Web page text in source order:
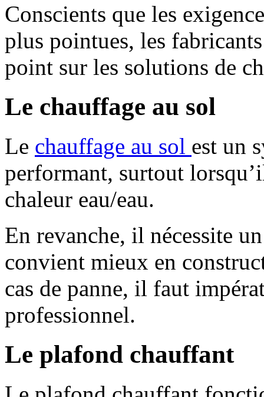
Conscients que les
plus pointues, les
point sur les solutions de
Le chauffage au sol
Le chauffage au sol est un
performant, surtout
chaleur eau/eau.
En revanche, il nécessite
convient mieux en
cas de panne, il faut
professionnel.
Le plafond chauffant